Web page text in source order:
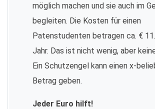
möglich machen und sie auch im
begleiten. Die Kosten für einen
Patenstudenten betragen ca. €
Jahr. Das ist nicht wenig, aber
Ein Schutzengel kann einen x-
Betrag geben.
Jeder Euro hilft!